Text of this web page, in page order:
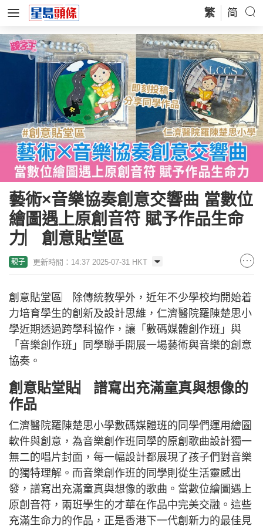
繁 简
藝術×音樂協奏創意交響曲 當數位
繪圖遇上原創音符 賦予作品生命
力︳創意貼堂區
親子 更新時間：14:37 2025-07-31 HKT
創意貼堂區︳除傳統教學外，近年不少學校均開始着
力培育學生的創新及設計思維，仁濟醫院羅陳楚思小
學近期透過跨學科協作，讓「數碼媒體創作班」與
「音樂創作班」同學聯手開展一場藝術與音樂的創意
協奏。
創意貼堂貼︳譜寫出充滿童真與想像的
作品
仁濟醫院羅陳楚思小學數碼媒體班的同學們運用繪圖
軟件與創意，為音樂創作班同學的原創歌曲設計獨一
無二的唱片封面，每一幅設計都展現了孩子們對音樂
的獨特理解。而音樂創作班的同學則從生活靈感出
發，譜寫出充滿童真與想像的歌曲。當數位繪圖遇上
原創音符，兩班學生的才華在作品中完美交融。這些
充滿生命力的作品，正是香港下一代創新力的最佳見